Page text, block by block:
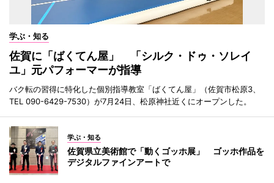
学ぶ・知る
佐賀に「ばくてん屋」 「シルク・ドゥ・ソレイ
ユ」元パフォーマーが指導
バク転の習得に特化した個別指導教室「ばくてん屋」（佐賀市松原3、
TEL 090-6429-7530）が7月24日、松原神社近くにオープンした。
学ぶ・知る
佐賀県立美術館で「動くゴッホ展」 ゴッホ作品を
デジタルファインアートで